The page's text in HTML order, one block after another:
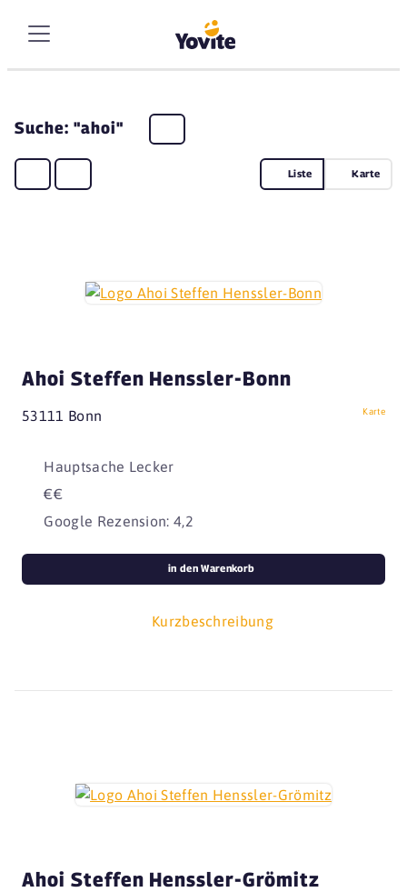
Suche: "ahoi"
Liste Karte
Ahoi Steffen Henssler-Bonn
53111 Bonn Karte
Hauptsache Lecker
€€
Google Rezension: 4,2
Kurzbeschreibung
in den Warenkorb
Ahoi Steffen Henssler-Grömitz